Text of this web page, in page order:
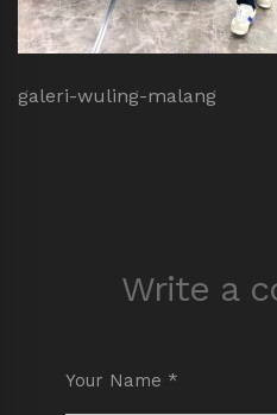
galeri-wuling-malang
Write a